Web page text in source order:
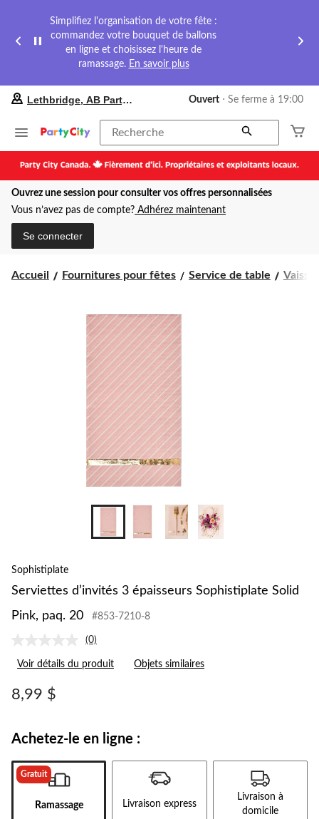
Simplifiez l'organisation de votre fête :
commandez votre bouquet de ballons
en ligne et choisissez l'heure de
ramassage. En savoir plus
préféré
Lethbridge,
Party
City,
courament
Ouvert,
cliquer
Lethbridge, AB Party City Ouvert ⋅ Se ferme à 19:00
Recherche
Ouvrez une session pour consulter vos offres personnalisées
Vous n’avez pas de compte? Adhérez maintenant
Se connecter
Accueil Fournitures pour fêtes Service de table
Sophistiplate
Serviettes d’invités 3 épaisseurs Sophistiplate Solid
Pink, paq. 20
#853-7210-8
Aucune
cote
pour
même
page.
(0)
Voir détails du produit Objets similaires
8,99 $
Achetez-le en ligne :
Gratuit
Ramassage Livraison express
Livraison à
domicile